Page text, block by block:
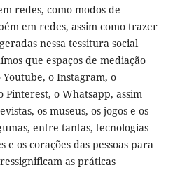
redes, como modos de
em redes, assim como trazer
nessa tessitura social
que espaços de mediação
o Instagram, o
o Whatsapp, assim
os museus, os jogos e os
entre tantas, tecnologias
os corações das pessoas para
as práticas